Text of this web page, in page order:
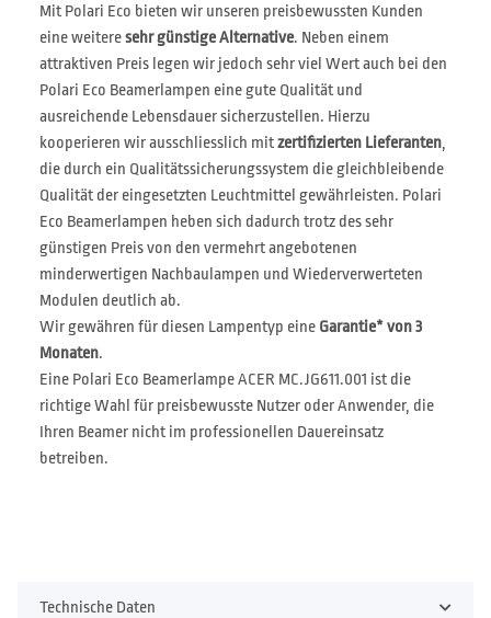
Mit Polari Eco bieten wir unseren preisbewussten Kunden
eine weiteresehr günstige Alternative. Neben einem
attraktiven Preis legen wir jedoch sehr viel Wert auch bei den
Polari Eco Beamerlampen eine gute Qualität und
ausreichende Lebensdauer sicherzustellen. Hierzu
kooperieren wir ausschliesslich mitzertifizierten Lieferanten,
die durch ein Qualitätssicherungssystem die gleichbleibende
Qualität der eingesetzten Leuchtmittel gewährleisten. Polari
Eco Beamerlampen heben sich dadurch trotz des sehr
günstigen Preis von den vermehrt angebotenen
minderwertigen Nachbaulampen und Wiederverwerteten
Modulen deutlich ab.
Wir gewähren für diesen Lampentyp eine Garantie* von 3
Monaten.
Eine Polari Eco Beamerlampe ACER MC.JG611.001 ist die
richtige Wahl für preisbewusste Nutzer oder Anwender, die
Ihren Beamer nicht im professionellen Dauereinsatz
betreiben.
Technische Daten